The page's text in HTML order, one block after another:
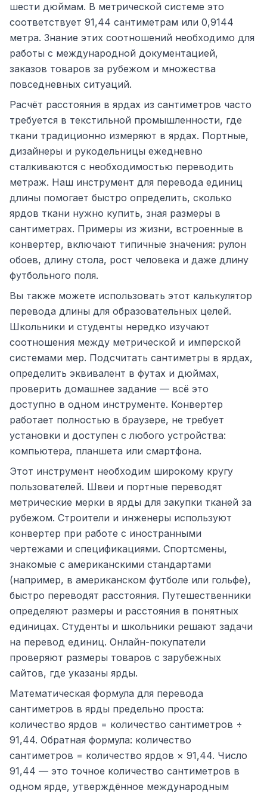
шести дюймам. В метрической системе это
соответствует 91,44 сантиметрам или 0,9144
метра. Знание этих соотношений необходимо для
работы с международной документацией,
заказов товаров за рубежом и множества
повседневных ситуаций.
Расчёт расстояния в ярдах из сантиметров часто
требуется в текстильной промышленности, где
ткани традиционно измеряют в ярдах. Портные,
дизайнеры и рукодельницы ежедневно
сталкиваются с необходимостью переводить
метраж. Наш инструмент для перевода единиц
длины помогает быстро определить, сколько
ярдов ткани нужно купить, зная размеры в
сантиметрах. Примеры из жизни, встроенные в
конвертер, включают типичные значения: рулон
обоев, длину стола, рост человека и даже длину
футбольного поля.
Вы также можете использовать этот калькулятор
перевода длины для образовательных целей.
Школьники и студенты нередко изучают
соотношения между метрической и имперской
системами мер. Подсчитать сантиметры в ярдах,
определить эквивалент в футах и дюймах,
проверить домашнее задание — всё это
доступно в одном инструменте. Конвертер
работает полностью в браузере, не требует
установки и доступен с любого устройства:
компьютера, планшета или смартфона.
Этот инструмент необходим широкому кругу
пользователей. Швеи и портные переводят
метрические мерки в ярды для закупки тканей за
рубежом. Строители и инженеры используют
конвертер при работе с иностранными
чертежами и спецификациями. Спортсмены,
знакомые с американскими стандартами
(например, в американском футболе или гольфе),
быстро переводят расстояния. Путешественники
определяют размеры и расстояния в понятных
единицах. Студенты и школьники решают задачи
на перевод единиц. Онлайн-покупатели
проверяют размеры товаров с зарубежных
сайтов, где указаны ярды.
Математическая формула для перевода
сантиметров в ярды предельно проста:
количество ярдов = количество сантиметров ÷
91,44. Обратная формула: количество
сантиметров = количество ярдов × 91,44. Число
91,44 — это точное количество сантиметров в
одном ярде, утверждённое международным